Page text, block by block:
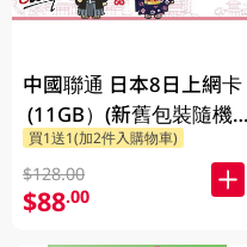
中國聯通 日本8日上網卡
(11GB）(新舊包裝隨機
發貨)
買1送1(加2件入購物車)
$128.00
$88.00